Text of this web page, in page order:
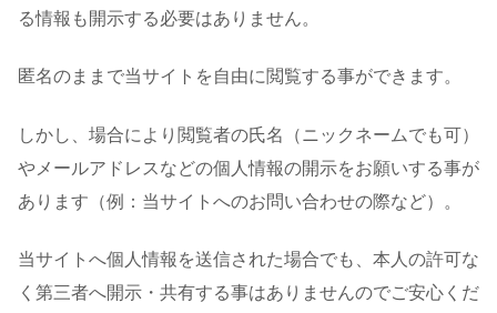
る情報も開示する必要はありません。
匿名のままで当サイトを自由に閲覧する事ができます。
しかし、場合により閲覧者の氏名（ニックネームでも可）
やメールアドレスなどの個人情報の開示をお願いする事が
あります（例：当サイトへのお問い合わせの際など）。
当サイトへ個人情報を送信された場合でも、本人の許可な
く第三者へ開示・共有する事はありませんのでご安心くだ